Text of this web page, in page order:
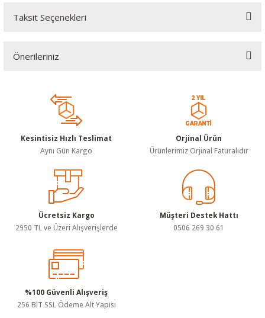
Bu ürüne ilk yorumu siz yapın!
Taksit Seçenekleri
Önerileriniz
konularda yetersiz gördüğünüz noktaları öneri formunu kullanarak
tarafımıza iletebilirsiniz.
Görüş ve önerileriniz için teşekkür ederiz.
Ürün resmi kalitesiz, bozuk veya görüntülenemiyor.
Ürün bilgilerinde hatalar bulunuyor.
Ürün fiyatı diğer sitelerden daha pahalı.
Bu ürüne benzer farklı alternatifler olmalı.
Kesintisiz Hızlı Teslimat
Aynı Gün Kargo
Orjinal Ürün
Ürünlerimiz Orjinal Faturalıdır
Ücretsiz Kargo
2950 TL ve Üzeri Alışverişlerde
Müşteri Destek Hattı
0506 269 30 61
%100 Güvenli Alışveriş
256 BIT SSL Ödeme Alt Yapısı